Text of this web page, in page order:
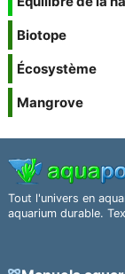
Biotope
Écosystème
Mangrove
Tout l'univers en
aquarium durable.